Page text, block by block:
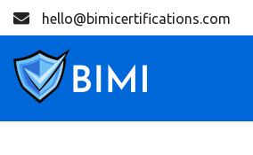
hello@bimicertifications.com